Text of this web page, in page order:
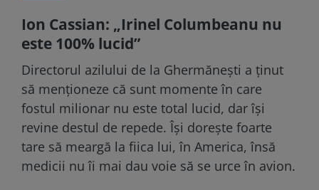
Ion Cassian: „Irinel Columbeanu nu
este 100% lucid”
Directorul azilului de la Ghermănești a ținut
să menționeze că sunt momente în care
fostul milionar nu este total lucid, dar își
revine destul de repede. Își dorește foarte
tare să meargă la fiica lui, în America, însă
medicii nu îi mai dau voie să se urce în avion.